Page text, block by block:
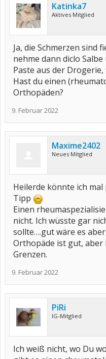
Katinka7
Aktives Mitglied
Ja, die Schmerzen sind
nehme dann diclo
Paste aus der
Hast du einen
Orthopäden?
9. Februar 2022
Maxime2402
Neues Mitglied
Heilerde könnte ich
Tipp
Einen
nicht. Ich wüsste gar
sollte….gut wäre es
Orthopäde ist gut, aber
Grenzen.
9. Februar 2022
PiRi
IG-Mitglied
Ich weiß nicht, wo Du